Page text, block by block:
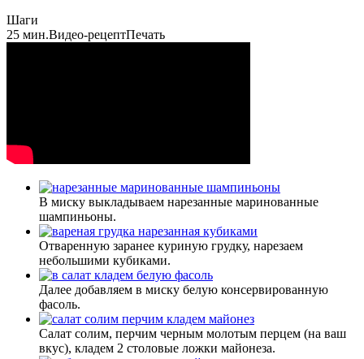
Шаги
25 мин.Видео-рецептПечать
В миску выкладываем нарезанные маринованные
шампиньоны.
Отваренную заранее куриную грудку, нарезаем
небольшими кубиками.
Далее добавляем в миску белую консервированную
фасоль.
Салат солим, перчим черным молотым перцем (на ваш
вкус), кладем 2 столовые ложки майонеза.